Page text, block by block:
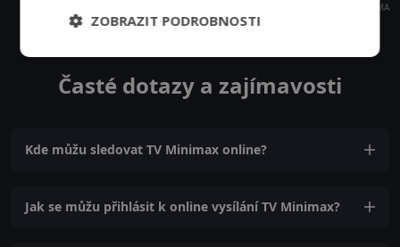
REKLAMA
Časté dotazy a zajímavosti
Kde můžu sledovat TV Minimax online?
Jak se můžu přihlásit k online vysílání TV Minimax?
ZOBRAZIT PODROBNOSTI